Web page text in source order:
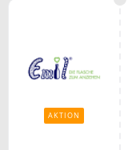
AKTION